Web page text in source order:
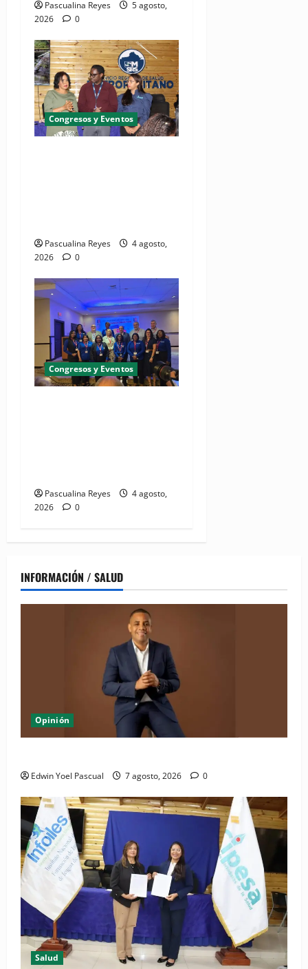
Pascualina Reyes
5 agosto,
2026
0
Congresos y Eventos
Pascualina Reyes
4 agosto,
2026
0
Congresos y Eventos
Pascualina Reyes
4 agosto,
2026
0
INFORMACIÓN / SALUD
Opinión
Edwin Yoel Pascual 7 agosto, 2026 0
Salud